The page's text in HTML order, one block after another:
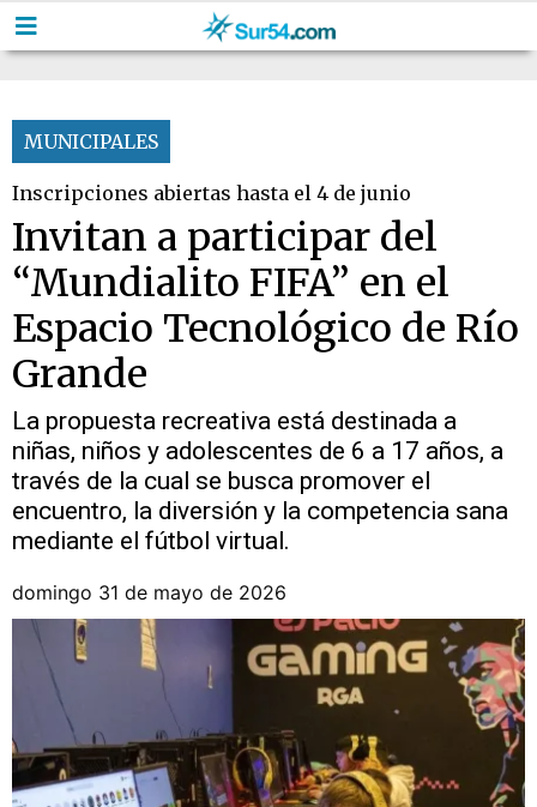
MUNICIPALES
Inscripciones abiertas hasta el 4 de junio
Invitan a participar del
“Mundialito FIFA” en el
Espacio Tecnológico de Río
Grande
La propuesta recreativa está destinada a
niñas, niños y adolescentes de 6 a 17 años, a
través de la cual se busca promover el
encuentro, la diversión y la competencia sana
mediante el fútbol virtual.
domingo 31 de mayo de 2026